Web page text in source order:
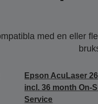
med en eller
Epson AcuLaser
incl. 36 month On-
Service